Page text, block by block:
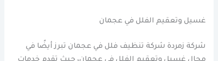
غسيل وتعقيم الفلل في عجمان
شركة زمردة شركة تنظيف فلل في عجمان تبرز أيضًا في